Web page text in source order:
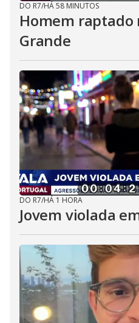
DO R7/HÁ 58 MINUTOS
Homem raptado
Grande
DO R7/HÁ 1 HORA
Jovem violada